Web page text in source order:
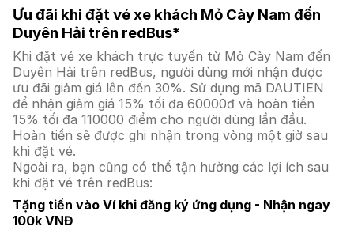
Ưu đãi khi đặt vé xe khách Mỏ Cày Nam đến
Duyên Hải trên redBus*
Khi đặt vé xe khách trực tuyến từ Mỏ Cày Nam đến
Duyên Hải trên redBus, người dùng mới nhận được
ưu đãi giảm giá lên đến 30%. Sử dụng mã DAUTIEN
để nhận giảm giá 15% tối đa 60000đ và hoàn tiền
15% tối đa 110000 điểm cho người dùng lần đầu.
Hoàn tiền sẽ được ghi nhận trong vòng một giờ sau
khi đặt vé.
Ngoài ra, bạn cũng có thể tận hưởng các lợi ích sau
khi đặt vé trên redBus:
Tặng tiền vào Ví khi đăng ký ứng dụng - Nhận ngay
100k VNĐ